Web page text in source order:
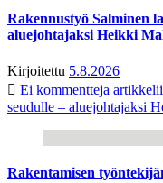
Rakennustyö Salminen
aluejohtajaksi Heikki
Kirjoitettu 5.8.2026
Ei kommentteja
seudulle – aluejohtajaksi
Rakentamisen